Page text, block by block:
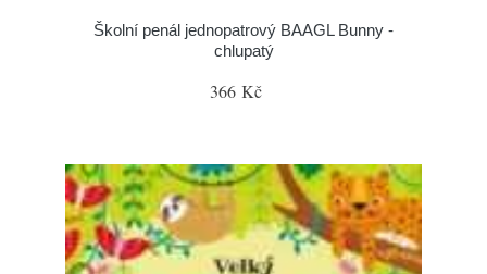
Školní penál jednopatrový BAAGL Bunny -
chlupatý
366 Kč